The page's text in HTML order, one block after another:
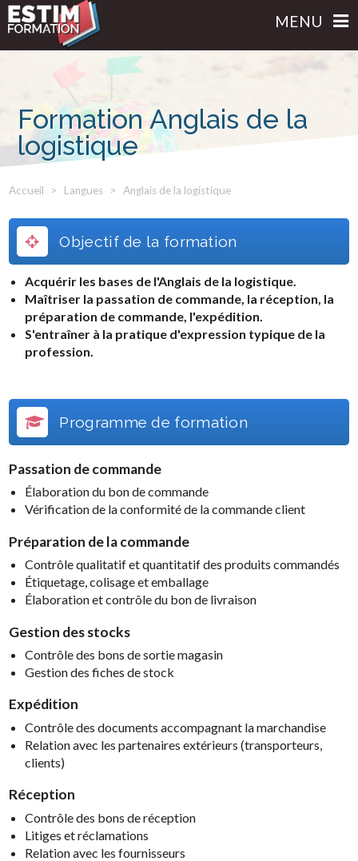
MENU
Formation Anglais de la
logistique
Accueil Langues Anglais de la logistique
Objectif de la formation
Acquérir les bases de l'Anglais de la logistique.
Maîtriser la passation de commande, la réception, la
préparation de commande, l'expédition.
S'entraîner à la pratique d'expression typique de la
profession.
Programme de formation
Passation de commande
Élaboration du bon de commande
Vérification de la conformité de la commande client
Préparation de la commande
Contrôle qualitatif et quantitatif des produits commandés
Étiquetage, colisage et emballage
Élaboration et contrôle du bon de livraison
Gestion des stocks
Contrôle des bons de sortie magasin
Gestion des fiches de stock
Expédition
Contrôle des documents accompagnant la marchandise
Relation avec les partenaires extérieurs (transporteurs,
clients)
Réception
Contrôle des bons de réception
Litiges et réclamations
Relation avec les fournisseurs